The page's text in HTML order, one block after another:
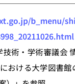
b_menu/
術・学術審議会
おける大学図書